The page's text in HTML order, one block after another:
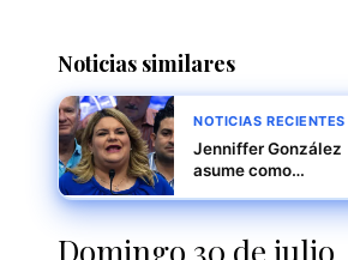
Noticias similares
NOTICIAS RECIENTES
Jenniffer González
asume como
Rico, marcando un
nuevo capítulo en la
Domingo 30 de julio